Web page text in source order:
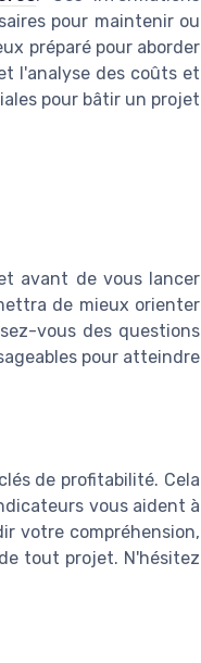
pour maintenir ou
préparé pour aborder
l'analyse des coûts et
pour bâtir un projet
avant de vous lancer
de mieux orienter
vous des questions
pour atteindre
de profitabilité. Cela
vous aident à
votre compréhension,
tout projet. N'hésitez